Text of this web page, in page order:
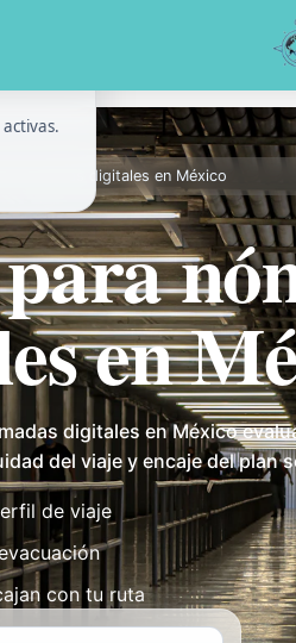
nómadas digitales en México
en
digitales en México
del viaje y encaje del plan
de viaje
con tu ruta